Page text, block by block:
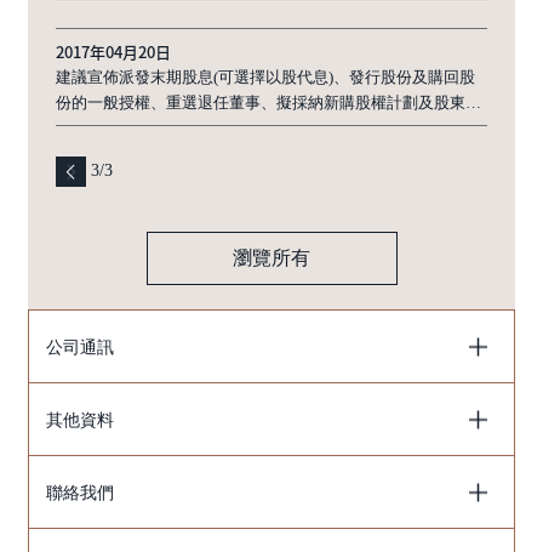
2017年04月20日
建議宣佈派發末期股息(可選擇以股代息)、發行股份及購回股
份的一般授權、重選退任董事、擬採納新購股權計劃及股東周
年大會通告
3/3
瀏覽所有
公司通訊
其他資料
聯絡我們